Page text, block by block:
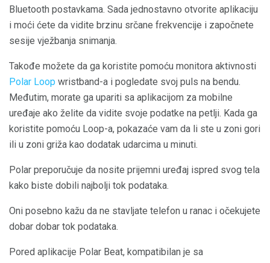
Bluetooth postavkama. Sada jednostavno otvorite aplikaciju
i moći ćete da vidite brzinu srčane frekvencije i započnete
sesije vježbanja snimanja.
Takođe možete da ga koristite pomoću monitora aktivnosti
Polar Loop wristband-a i pogledate svoj puls na bendu.
Međutim, morate ga upariti sa aplikacijom za mobilne
uređaje ako želite da vidite svoje podatke na petlji. Kada ga
koristite pomoću Loop-a, pokazaće vam da li ste u zoni gori
ili u zoni griža kao dodatak udarcima u minuti.
Polar preporučuje da nosite prijemni uređaj ispred svog tela
kako biste dobili najbolji tok podataka.
Oni posebno kažu da ne stavljate telefon u ranac i očekujete
dobar dobar tok podataka.
Pored aplikacije Polar Beat, kompatibilan je sa